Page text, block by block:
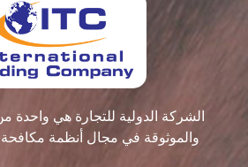
الشركة الدولية للتجارة هي واحدة
والموثوقة في مجال أنظمة